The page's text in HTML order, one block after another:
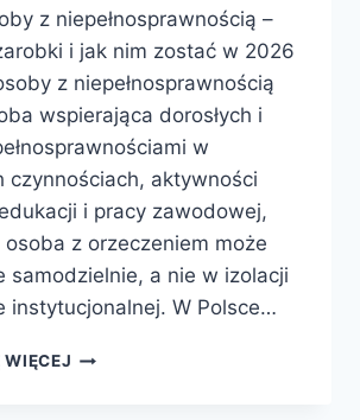
z niepełnosprawnością –
i jak nim zostać w 2026
z niepełnosprawnością
wspierająca dorosłych i
w
czynnościach, aktywności
i pracy zawodowej,
z orzeczeniem może
samodzielnie, a nie w izolacji
instytucjonalnej. W Polsce…
WIĘCEJ ASYSTENT